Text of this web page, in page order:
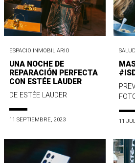
ESPACIO INMOBILIARIO
UNA NOCHE DE
REPARACIÓN PERFECTA
CON ESTÉE LAUDER
DE ESTÉE LAUDER
11 SEPTIEMBRE, 2023 11